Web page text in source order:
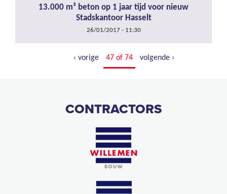
13.000 m³ beton op 1 jaar tijd voor nieuw
Stadskantoor Hasselt
26/01/2017 - 11:30
‹ vorige 47 of 74 volgende ›
CONTRACTORS